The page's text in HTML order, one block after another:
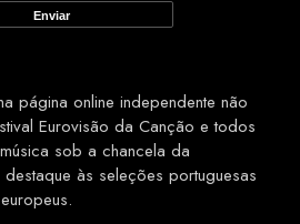
página online independente não
Eurovisão da Canção e todos
sob a chancela da
às seleções portuguesas